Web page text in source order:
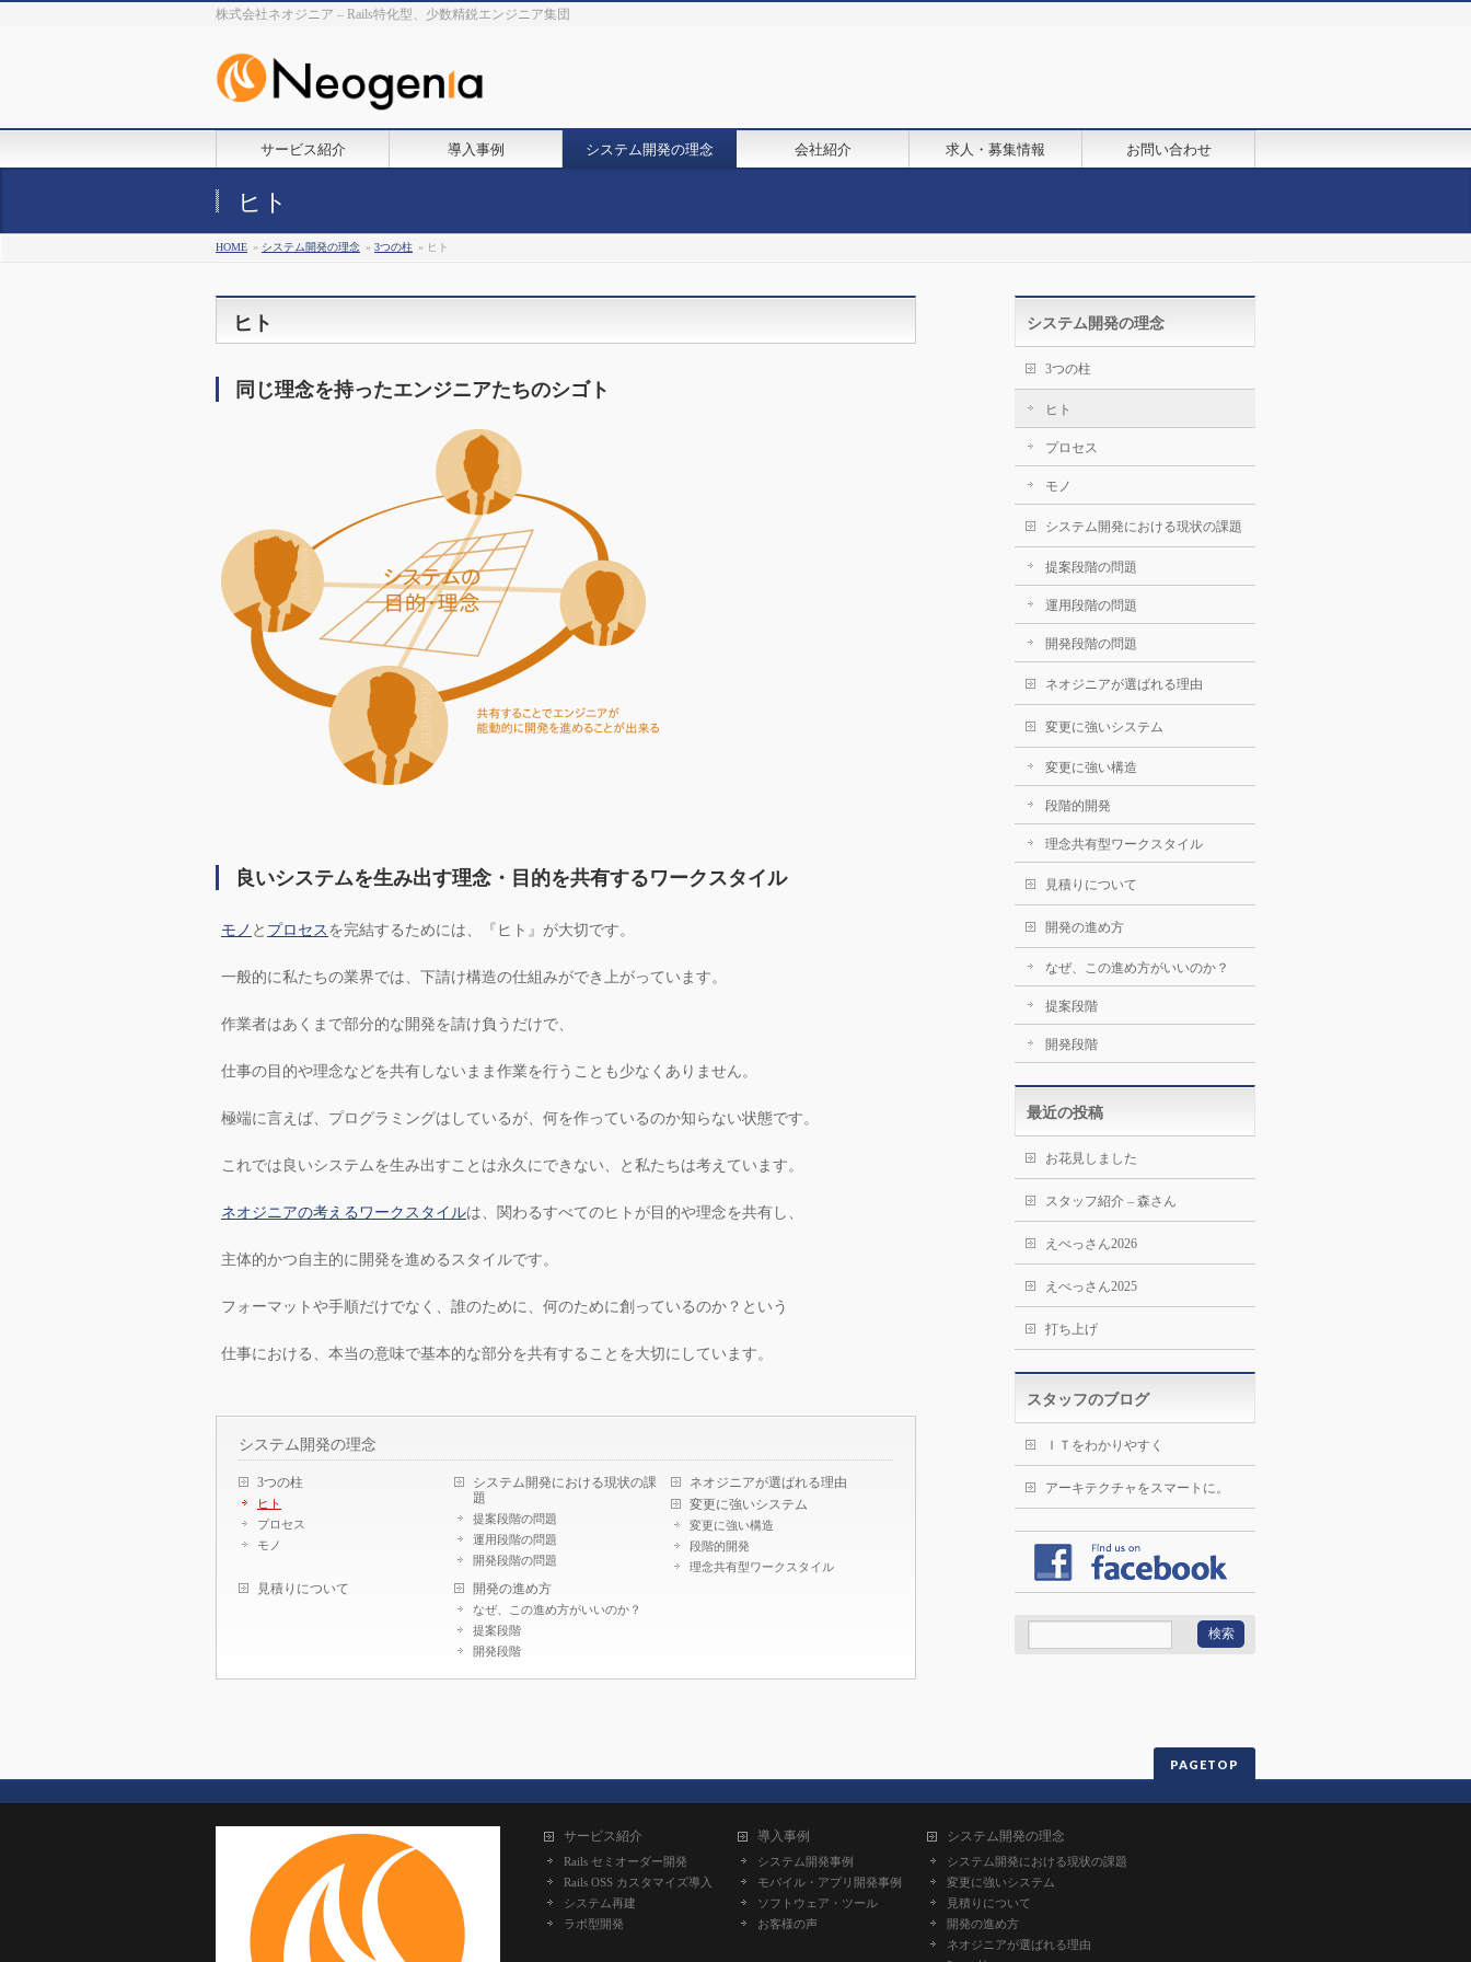
株式会社ネオジニア – Rails特化型、少数精鋭エンジニア集団
サービス紹介 導入事例 システム開発の理念 会社紹介 求人・募集情報 お問い合わせ
ヒト
HOME » システム開発の理念 » 3つの柱 » ヒト
ヒト
同じ理念を持ったエンジニアたちのシゴト
良いシステムを生み出す理念・目的を共有するワークスタイル
モノ と プロセス を完結するためには、『ヒト』が大切です。
一般的に私たちの業界では、下請け構造の仕組みができ上がっています。
作業者はあくまで部分的な開発を請け負うだけで、
仕事の目的や理念などを共有しないまま作業を行うことも少なくありません。
極端に言えば、プログラミングはしているが、何を作っているのか知らない状態です。
これでは良いシステムを生み出すことは永久にできない、と私たちは考えています。
ネオジニアの考えるワークスタイルは、関わるすべてのヒトが目的や理念を共有し、
主体的かつ自主的に開発を進めるスタイルです。
フォーマットや手順だけでなく、誰のために、何のために創っているのか？という
仕事における、本当の意味で基本的な部分を共有することを大切にしています。
システム開発の理念
3つの柱
ヒト
プロセス
モノ
システム開発における現状の課
題
提案段階の問題
運用段階の問題
開発段階の問題
ネオジニアが選ばれる理由
変更に強いシステム
変更に強い構造
段階的開発
理念共有型ワークスタイル
見積りについて 開発の進め方
なぜ、この進め方がいいのか？
提案段階
開発段階
システム開発の理念
3つの柱
ヒト
プロセス
モノ
システム開発における現状の課題
提案段階の問題
運用段階の問題
開発段階の問題
ネオジニアが選ばれる理由
変更に強いシステム
変更に強い構造
段階的開発
理念共有型ワークスタイル
見積りについて
開発の進め方
なぜ、この進め方がいいのか？
提案段階
開発段階
最近の投稿
お花見しました
スタッフ紹介 – 森さん
えべっさん2026
えべっさん2025
打ち上げ
スタッフのブログ
ＩＴをわかりやすく
アーキテクチャをスマートに。
PAGETOP
サービス紹介
Rails セミオーダー開発
Rails OSS カスタマイズ導入
システム再建
ラボ型開発
導入事例
システム開発事例
モバイル・アプリ開発事例
ソフトウェア・ツール
お客様の声
システム開発の理念
システム開発における現状の課題
変更に強いシステム
見積りについて
開発の進め方
ネオジニアが選ばれる理由